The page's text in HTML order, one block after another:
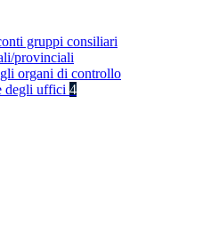
gruppi consiliari
provinciali
organi di controllo
degli uffici 4